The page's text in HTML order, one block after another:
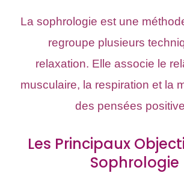
La sophrologie est une
regroupe plusieurs
relaxation. Elle associe le
musculaire, la respiration et la
des pensées
Les Principaux
Sophrologie